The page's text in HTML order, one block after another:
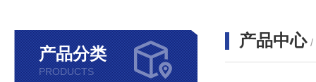
产品分类
PRODUCTS
产品中心 /